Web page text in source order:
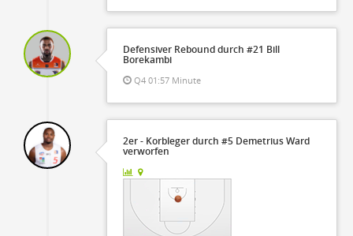
Defensiver Rebound durch #21 Bill
Borekambi
Q4 01:57 Minute
2er - Korbleger durch #5 Demetrius Ward
verworfen